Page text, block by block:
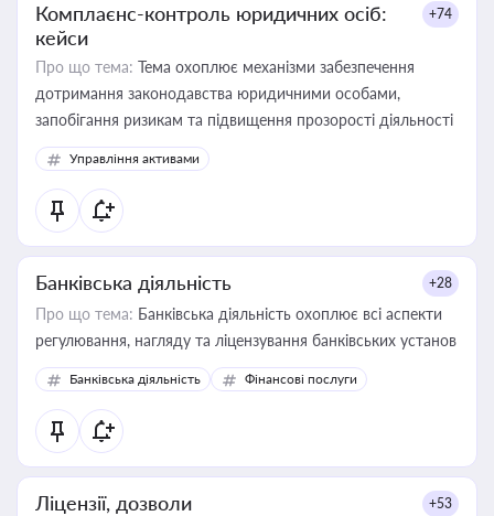
Комплаєнс-контроль юридичних осіб:
кейси
+74
Про що тема: Тема охоплює механізми забезпечення
дотримання законодавства юридичними особами,
запобігання ризикам та підвищення прозорості діяльності
Управління активами
Банківська діяльність +28
Про що тема: Банківська діяльність охоплює всі аспекти
регулювання, нагляду та ліцензування банківських установ
Банківська діяльність Фінансові послуги
Ліцензії, дозволи +53